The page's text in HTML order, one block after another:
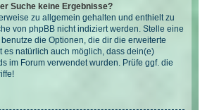
Suche keine Ergebnisse?
zu allgemein gehalten und enthielt zu
von phpBB nicht indiziert werden. Stelle eine
die Optionen, die dir die erweiterte
es natürlich auch möglich, dass dein(e)
im Forum verwendet wurden. Prüfe ggf. die